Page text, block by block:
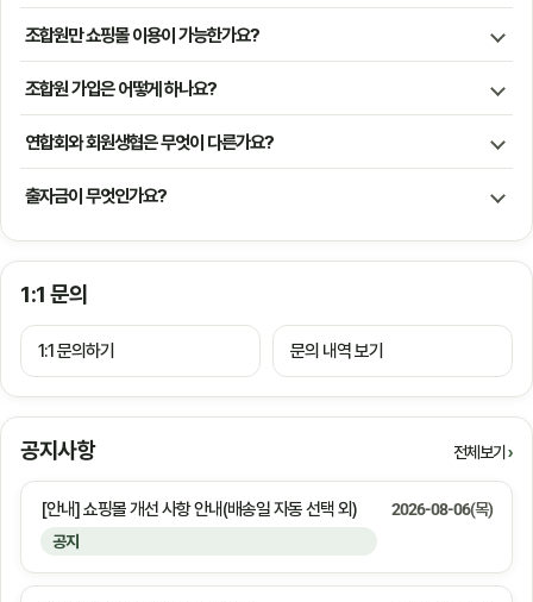
조합원만 쇼핑몰 이용이 가능한가요?
조합원 가입은 어떻게 하나요?
연합회와 회원생협은 무엇이 다른가요?
출자금이 무엇인가요?
1:1 문의
1:1 문의하기 문의 내역 보기
공지사항 전체보기
공지
[안내] 쇼핑몰 개선 사항 안내(배송일 자동 선택 외) 2026-08-06(목)